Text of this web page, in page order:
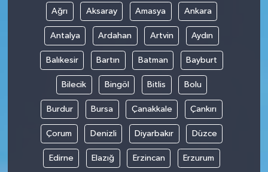
Ağrı Aksaray Amasya Ankara
Antalya Ardahan Artvin Aydın
Balıkesir Bartın Batman Bayburt
Bilecik Bingöl Bitlis Bolu
Burdur Bursa Çanakkale Çankırı
Çorum Denizli Diyarbakır Düzce
Edirne Elazığ Erzincan Erzurum